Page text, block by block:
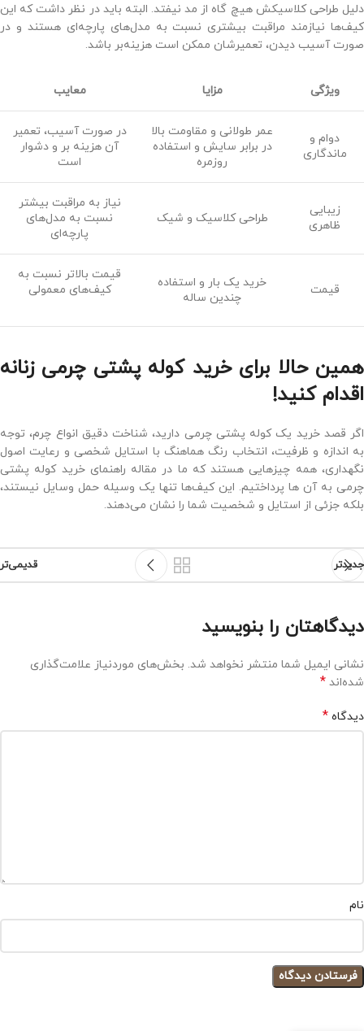
دلیل طراحی کلاسیکش هیچ ‌گاه از مد نیفتد. البته باید در نظر داشت که این
کیف‌ها نیازمند مراقبت بیشتری نسبت به مدل‌های پارچه‌ای هستند و در
صورت آسیب دیدن، تعمیرشان ممکن است هزینه‌بر باشد.
ویژگی مزایا معایب
دوام و
ماندگاری
عمر طولانی و مقاومت بالا
در برابر سایش و استفاده
روزمره
در صورت آسیب، تعمیر
آن هزینه ‌بر و دشوار
است
زیبایی
ظاهری
طراحی کلاسیک و شیک
نیاز به مراقبت بیشتر
نسبت به مدل‌های
پارچه‌ای
قیمت
خرید یک بار و استفاده
چندین ساله
قیمت بالاتر نسبت به
کیف‌های معمولی
همین حالا برای خرید کوله پشتی چرمی زنانه
اقدام کنید!
اگر قصد خرید یک کوله پشتی چرمی دارید، شناخت دقیق انواع چرم، توجه
به اندازه و ظرفیت، انتخاب رنگ هماهنگ با استایل شخصی و رعایت اصول
نگهداری، همه چیزهایی هستند که ما در مقاله راهنمای خرید کوله پشتی
چرمی به آن ها پرداختیم. این کیف‌ها تنها یک وسیله حمل وسایل نیستند،
بلکه جزئی از استایل و شخصیت شما را نشان می‌دهند.
جدیدتر قدیمی‌تر
دیدگاهتان را بنویسید
نشانی ایمیل شما منتشر نخواهد شد. بخش‌های موردنیاز علامت‌گذاری
شده‌اند *
دیدگاه *
نام